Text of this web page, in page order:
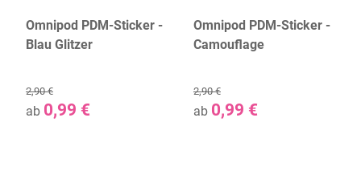
Omnipod PDM-Sticker -
Blau Glitzer
ab 0,99 €
2,90 €
Omnipod PDM-Sticker -
Camouflage
ab 0,99 €
2,90 €